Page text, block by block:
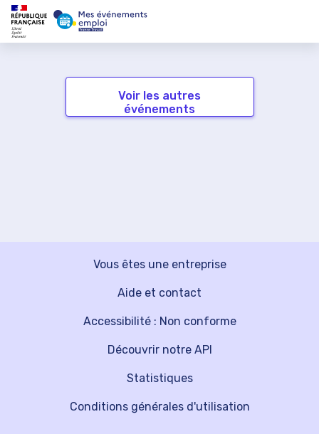
Voir les autres
événements
Vous êtes une entreprise
Découvrir notre API
Aide et contact
Statistiques
Accessibilité : Non conforme
Conditions générales d'utilisation